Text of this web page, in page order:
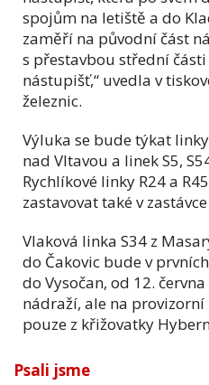
spojům na letiště a do
zaměří na původní část
s přestavbou střední
nástupišť,“ uvedla v
železnic.
Výluka se bude týkat
nad Vltavou a linek S5,
Rychlíkové linky R24 a
zastavovat také v
Vlaková linka S34 z
do Čakovic bude v
do Vysočan, od 12.
nádraží, ale na
pouze z křižovatky
Psali jsme